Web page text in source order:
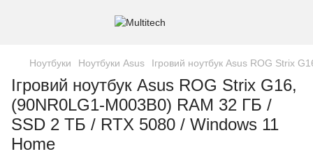
Ноутбуки Ноутбуки Asus Ігровий ноутбук Asus ROG Strix
Ігровий ноутбук Asus ROG Strix G16,
(90NR0LG1-M003B0) RAM 32 ГБ /
SSD 2 ТБ / RTX 5080 / Windows 11
Home